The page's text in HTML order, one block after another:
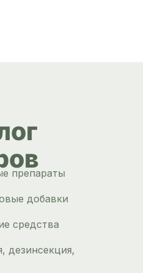
препараты
добавки
средства
дезинсекция,